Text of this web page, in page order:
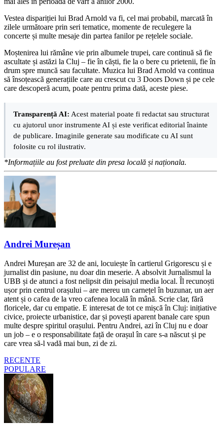
Vestea dispariției lui Brad Arnold va fi, cel mai probabil, marcată în
zilele următoare prin seri tematice, momente de reculegere la
concerte și multe mesaje din partea fanilor pe rețelele sociale.
Moștenirea lui rămâne vie prin albumele trupei, care continuă să fie
ascultate și astăzi la Cluj – fie în căști, fie la o bere cu prietenii, fie în
drum spre muncă sau facultate. Muzica lui Brad Arnold va continua
să însoțească generațiile care au crescut cu 3 Doors Down și pe cele
care descoperă acum, poate pentru prima dată, aceste piese.
Transparență AI: Acest material poate fi redactat sau structurat
cu ajutorul unor instrumente AI și este verificat editorial înainte
de publicare. Imaginile generate sau modificate cu AI sunt
folosite cu rol ilustrativ.
*Informațiile au fost preluate din presa locală și naționala.
Andrei Mureșan
Andrei Mureșan are 32 de ani, locuiește în cartierul Grigorescu și e
jurnalist din pasiune, nu doar din meserie. A absolvit Jurnalismul la
UBB și de atunci a fost nelipsit din peisajul media local. Îl recunoști
ușor prin centrul orașului – are mereu un carnețel în buzunar, un aer
atent și o cafea de la vreo cafenea locală în mână. Scrie clar, fără
floricele, dar cu empatie. E interesat de tot ce mișcă în Cluj: inițiative
civice, proiecte urbanistice, dar și povești aparent banale care spun
multe despre spiritul orașului. Pentru Andrei, azi în Cluj nu e doar
un job – e o responsabilitate față de orașul în care s-a născut și pe
care vrea să-l vadă mai bun, zi de zi.
RECENTE
POPULARE